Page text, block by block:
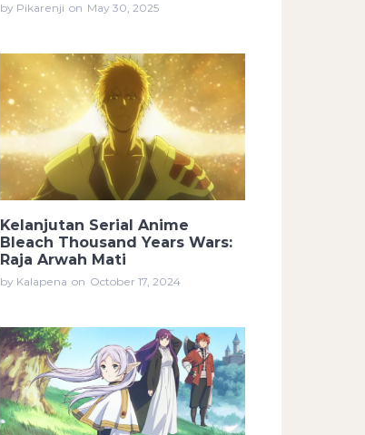
by Pikarenji on May 30, 2025
Kelanjutan Serial Anime
Bleach Thousand Years Wars:
Raja Arwah Mati
by Kalapena on October 17, 2024